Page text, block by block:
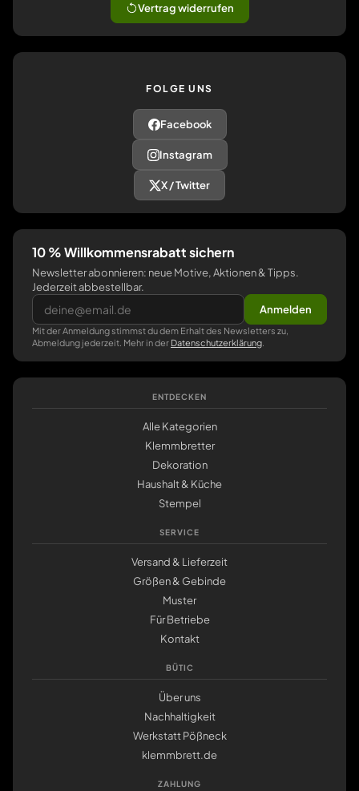
Vertrag widerrufen
FOLGE UNS
Facebook
Instagram
X / Twitter
10 % Willkommensrabatt sichern
Newsletter abonnieren: neue Motive, Aktionen & Tipps.
Jederzeit abbestellbar.
Anmelden
Mit der Anmeldung stimmst du dem Erhalt des Newsletters zu,
Abmeldung jederzeit. Mehr in der Datenschutzerklärung
ENTDECKEN
Alle Kategorien
Klemmbretter
Dekoration
Haushalt & Küche
Stempel
SERVICE
Versand & Lieferzeit
Größen & Gebinde
Muster
Für Betriebe
Kontakt
BÜTIC
Über uns
Nachhaltigkeit
Werkstatt Pößneck
klemmbrett.de
ZAHLUNG